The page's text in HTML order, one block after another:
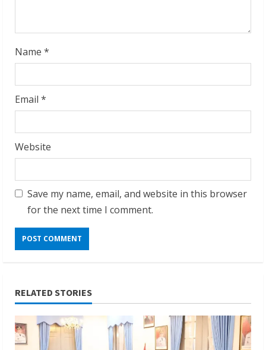
Name *
Email *
Website
Save my name, email, and website in this browser
for the next time I comment.
RELATED STORIES